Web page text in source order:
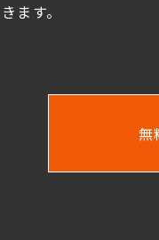
ます。
無